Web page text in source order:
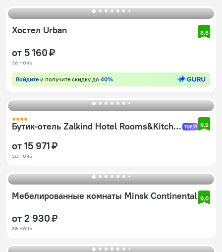
Хостел Urban 8,6
от 5 160 ₽
за ночь
Войдите и получите скидку до 40%
Бутик-отель Zalkind Hotel Rooms&Kitchen 9,5
от 15 971 ₽
за ночь
Мебелированные комнаты Minsk Continental 9,0
от 2 930 ₽
за ночь